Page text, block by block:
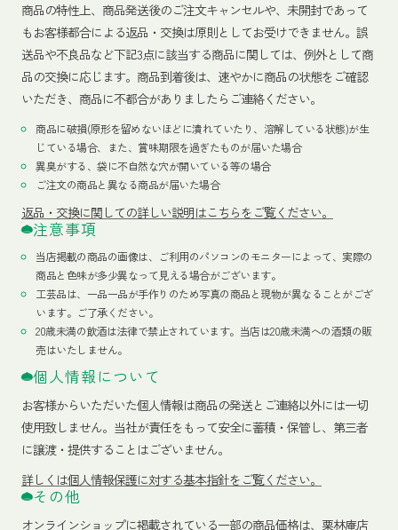
商品の特性上、商品発送後のご注文キャンセルや、未開封であって
もお客様都合による返品・交換は原則としてお受けできません。誤
送品や不良品など下記3点に該当する商品に関しては、例外として商
品の交換に応じます。商品到着後は、速やかに商品の状態をご確認
いただき、商品に不都合がありましたらご連絡ください。
商品に破損(原形を留めないほどに潰れていたり、溶解している状態)が生
じている場合、また、賞味期限を過ぎたものが届いた場合
異臭がする、袋に不自然な穴が開いている等の場合
ご注文の商品と異なる商品が届いた場合
返品・交換に関しての詳しい説明はこちらをご覧ください。
注意事項
当店掲載の商品の画像は、ご利用のパソコンのモニターによって、実際の
商品と色味が多少異なって見える場合がございます。
工芸品は、一品一品が手作りのため写真の商品と現物が異なることがござ
います。ご了承ください。
20歳未満の飲酒は法律で禁止されています。当店は20歳未満への酒類の販
売はいたしません。
個人情報について
お客様からいただいた個人情報は商品の発送とご連絡以外には一切
使用致しません。当社が責任をもって安全に蓄積・保管し、第三者
に譲渡・提供することはございません。
詳しくは個人情報保護に対する基本指針をご覧ください。
その他
オンラインショップに掲載されている一部の商品価格は、栗林庵店